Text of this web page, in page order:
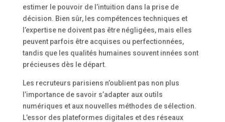
estimer le pouvoir de l’intuition dans la prise de
décision. Bien sûr, les compétences techniques et
l’expertise ne doivent pas être négligées, mais elles
peuvent parfois être acquises ou perfectionnées,
tandis que les qualités humaines souvent innées sont
précieuses dès le départ.
Les recruteurs parisiens n’oublient pas non plus
l’importance de savoir s’adapter aux outils
numériques et aux nouvelles méthodes de sélection.
L’essor des plateformes digitales et des réseaux